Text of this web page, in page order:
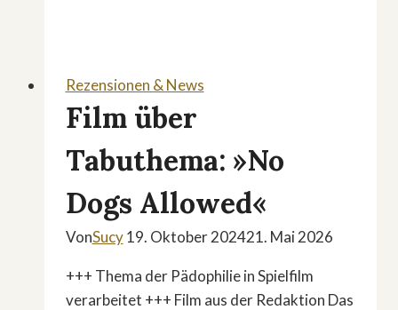
Rezensionen & News
Film über
Tabuthema: »No
Dogs Allowed«
VonSucy 19. Oktober 202421. Mai 2026
+++ Thema der Pädophilie in Spielfilm
verarbeitet +++ Film aus der Redaktion Das